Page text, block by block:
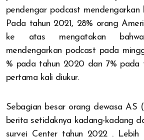
pendengar podcast mendengarkan
Pada tahun 2021, 28% orang
ke atas mengatakan
mendengarkan podcast pada
% pada tahun 2020 dan 7% pada
pertama kali diukur.
Sebagian besar orang dewasa AS
berita setidaknya kadang-kadang
survei Center tahun 2022 . Lebih